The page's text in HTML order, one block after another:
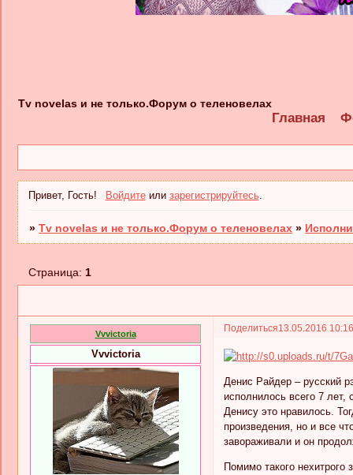
Tv novelas и не только.Форум о теленовелах
Главная
Привет, Гость! Войдитеили зарегистрируйтесь.
»Tv novelas и не только.Форум о теленовелах »
Страница:1
Поделиться13.05.2016
Vvvictoria
Vvvictoria
Денис Райдер – русский
исполнилось всего 7
Денису это нравилось.
произведения, но и все
завораживали и он
Помимо такого